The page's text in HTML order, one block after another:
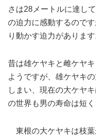
さは28メートルに達し
の迫力に感動するので
り動かす迫力があります
昔は雄ケヤキと雌ケヤ
ようですが、雄ケヤキ
しまい、現在の大ケヤ
の世界も男の寿命は短
東根の大ケヤキは枝葉